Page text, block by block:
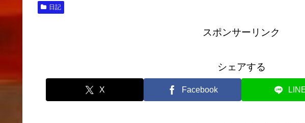
日記
スポンサーリンク
シェアする
X Facebook